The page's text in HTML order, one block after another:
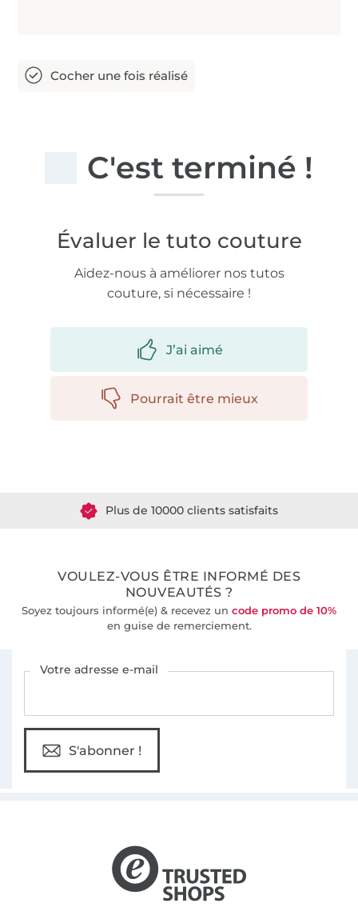
C'est terminé !
Évaluer le tuto couture
Aidez-nous à améliorer nos tutos
couture, si nécessaire !
J’ai aimé
Pourrait être mieux
VOULEZ-VOUS ÊTRE INFORMÉ DES
NOUVEAUTÉS ?
Soyez toujours informé(e) & recevez un code promo de 10%
en guise de remerciement.
Votre adresse e-mail
S'abonner !